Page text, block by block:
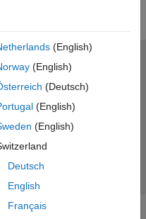
(English)
(English)
(Deutsch)
(English)
(English)
Deutsch
English
Français
취급방침
불법 복제 방지